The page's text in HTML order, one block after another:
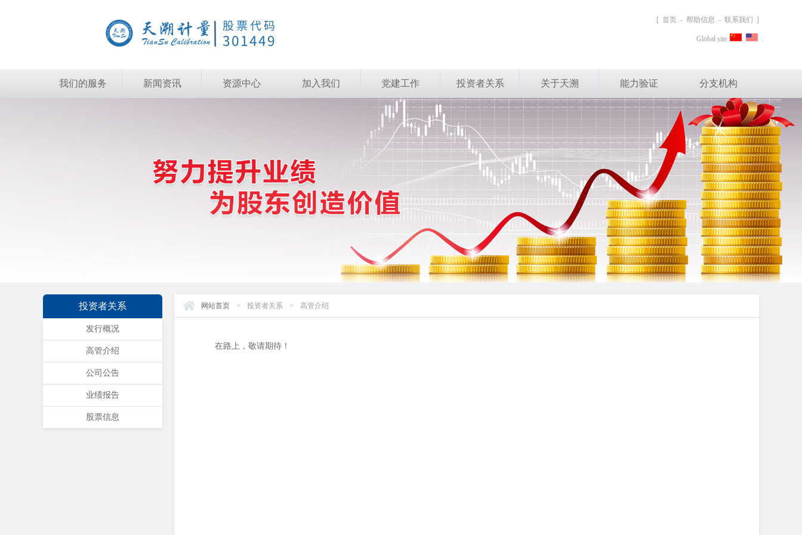
[ 首页 - 帮助信息 - 联系我们 ]
Global site
我们的服务 新闻资讯 资源中心 加入我们 党建工作 投资者关系 关于天溯 能力验证 分支机构
投资者关系
发行概况
高管介绍
公司公告
业绩报告
股票信息
网站首页 > 投资者关系 > 高管介绍
在路上，敬请期待！